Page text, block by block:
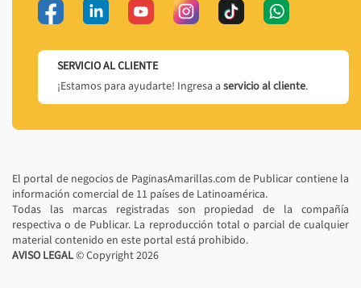
SERVICIO AL CLIENTE
¡Estamos para ayudarte! Ingresa a servicio al cliente.
El portal de negocios de PaginasAmarillas.com de Publicar contiene la
información comercial de 11 países de Latinoamérica.
Todas las marcas registradas son propiedad de la compañía
respectiva o de Publicar. La reproducción total o parcial de cualquier
material contenido en este portal está prohibido.
AVISO LEGAL© Copyright2026